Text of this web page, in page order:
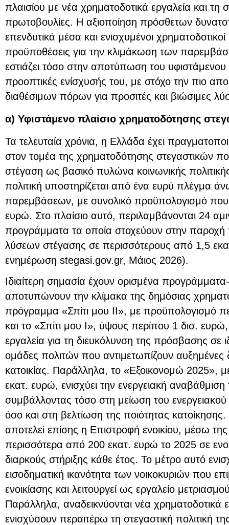
πλαισίου με νέα χρηματοδοτικά εργαλεία και
πρωτοβουλίες. Η αξιοποίηση πρόσθετων
επενδυτικά μέσα και ενισχυμένοι
προϋποθέσεις για την κλιμάκωση των
εστιάζει τόσο στην αποτύπωση του υφιστάμενου
προοπτικές ενίσχυσής του, με στόχο την πιο
διαθέσιμων πόρων για προσιτές και βιώσιμες
α) Υφιστάμενο πλαίσιο χρηματοδότησης
Τα τελευταία χρόνια, η Ελλάδα έχει
στον τομέα της χρηματοδότησης στεγαστικών
στέγαση ως βασικό πυλώνα κοινωνικής
πολιτική υποστηρίζεται από ένα ευρύ πλέγμα
παρεμβάσεων, με συνολικό προϋπολογισμό που
ευρώ. Στο πλαίσιο αυτό, περιλαμβάνονται 24
προγράμματα τα οποία στοχεύουν στην παροχή
λύσεων στέγασης σε περισσότερους από 1,5
ενημέρωση stegasi.gov.gr, Μάιος 2026).
Ιδιαίτερη σημασία έχουν ορισμένα
αποτυπώνουν την κλίμακα της δημόσιας
πρόγραμμα «Σπίτι μου ΙΙ», με προϋπολογισμό
και το «Σπίτι μου Ι», ύψους περίπου 1 δισ.
εργαλεία για τη διευκόλυνση της πρόσβασης σε
ομάδες πολιτών που αντιμετωπίζουν αυξημένες
κατοικίας. Παράλληλα, το «Εξοικονομώ 2025»,
εκατ. ευρώ, ενισχύει την ενεργειακή αναβάθμιση
συμβάλλοντας τόσο στη μείωση του
όσο και στη βελτίωση της ποιότητας
αποτελεί επίσης η Επιστροφή ενοικίου, μέσω
περισσότερα από 200 εκατ. ευρώ το 2025 σε
διαρκούς στήριξης κάθε έτος. Το μέτρο αυτό
εισοδηματική ικανότητα των νοικοκυριών που
ενοικίασης και λειτουργεί ως εργαλείο
Παράλληλα, αναδεικνύονται νέα
ενισχύσουν περαιτέρω τη στεγαστική πολιτική